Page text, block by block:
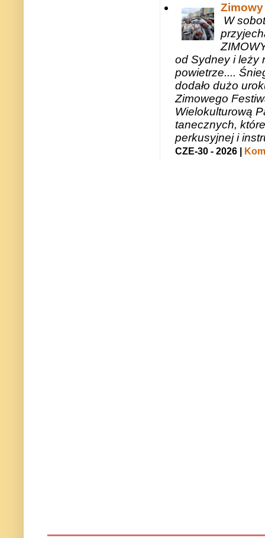
W
od Sydney i leży
powietrze....
dodało dużo
Zimowego
Wielokulturową
tanecznych,
perkusyjnej i
CZE-30 - 2026 |